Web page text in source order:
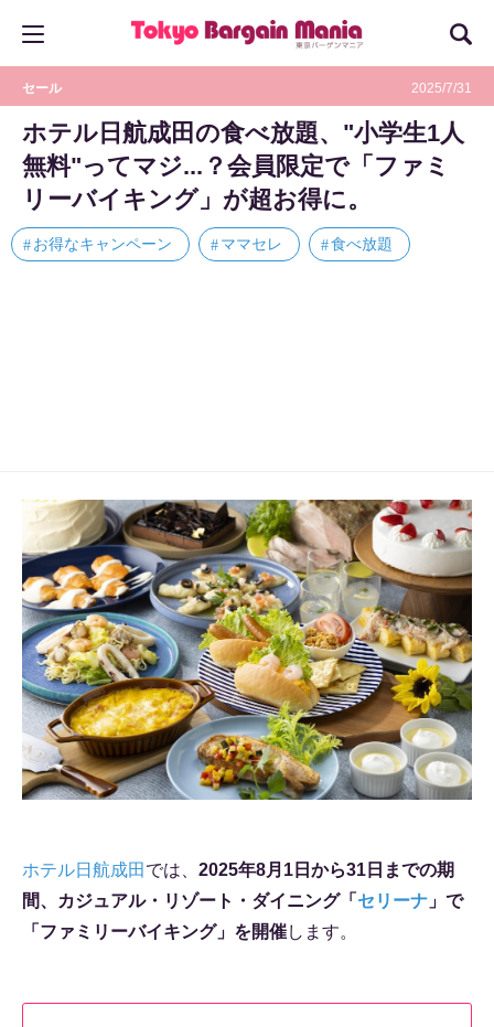
セール 2025/7/31
ホテル日航成田の食べ放題、"小学生1人
無料"ってマジ...？会員限定で「ファミ
リーバイキング」が超お得に。
お得なキャンペーン ママセレ 食べ放題
ホテル日航成田 では、 2025年8月1日から31日までの期
間、カジュアル・リゾート・ダイニング「 セリーナ 」で
「ファミリーバイキング」を開催します。